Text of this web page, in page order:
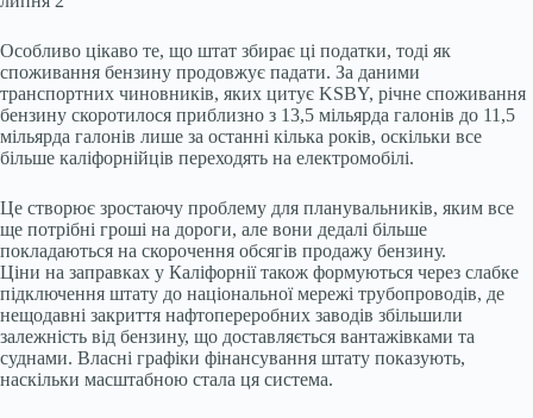
Особливо цікаво те, що штат збирає ці податки, тоді як
споживання бензину продовжує падати. За даними
транспортних чиновників, яких цитує KSBY, річне споживання
бензину скоротилося приблизно з 13,5 мільярда галонів до 11,5
мільярда галонів лише за останні кілька років, оскільки все
більше каліфорнійців переходять на електромобілі.
Це створює зростаючу проблему для планувальників, яким все
ще потрібні гроші на дороги, але вони дедалі більше
покладаються на скорочення обсягів продажу бензину.
Ціни на заправках у Каліфорнії також формуються через слабке
підключення штату до національної мережі трубопроводів, де
нещодавні закриття нафтопереробних заводів збільшили
залежність від бензину, що доставляється вантажівками та
суднами. Власні графіки фінансування штату показують,
наскільки масштабною стала ця система.